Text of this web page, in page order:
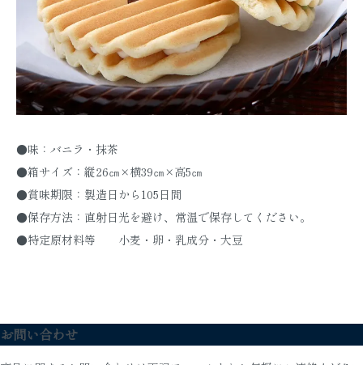
●味：バニラ・抹茶
●箱サイズ：縦26㎝×横39㎝×高5㎝
●賞味期限：製造日から105日間
●保存方法：直射日光を避け、常温で保存してください。
●特定原材料等 小麦・卵・乳成分・大豆
お問い合わせ